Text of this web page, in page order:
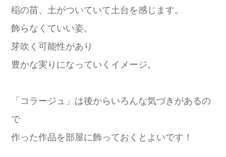
稲の苗、土がついていて土台を感じます。
飾らなくていい姿。
芽吹く可能性があり
豊かな実りになっていくイメージ。
「コラージュ」は後からいろんな気づきがあるの
で
作った作品を部屋に飾っておくとよいです！